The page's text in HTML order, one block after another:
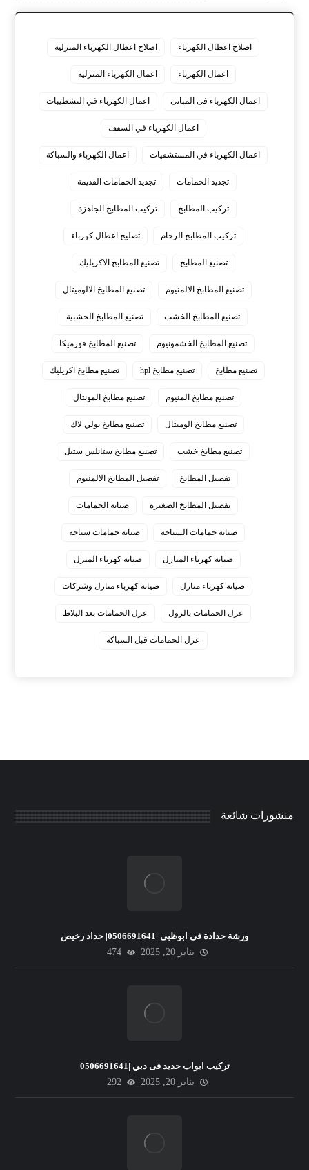
اصلاح اعطال الكهرباء اصلاح اعطال الكهرباء المنزلية
اعمال الكهرباء اعمال الكهرباء المنزلية
اعمال الكهرباء فى المبانى اعمال الكهرباء في التشطيبات
اعمال الكهرباء في السقف
اعمال الكهرباء في المستشفيات اعمال الكهرباء والسباكة
تجديد الحمامات تجديد الحمامات القديمة
تركيب المطابخ تركيب المطابخ الجاهزة
تركيب المطابخ الرخام تصليح اعطال كهرباء
تصنيع المطابخ تصنيع المطابخ الاكريليك
تصنيع المطابخ الالمنيوم تصنيع المطابخ الالوميتال
تصنيع المطابخ الخشب تصنيع المطابخ الخشبية
تصنيع المطابخ الخشمونيوم تصنيع المطابخ فورميكا
تصنيع مطابخ تصنيع مطابخ hpl تصنيع مطابخ اكريليك
تصنيع مطابخ المنيوم تصنيع مطابخ المونتال
تصنيع مطابخ الوميتال تصنيع مطابخ بولي لاك
تصنيع مطابخ خشب تصنيع مطابخ ستانلس ستيل
تفصيل المطابخ تفصيل المطابخ الالمنيوم
تفصيل المطابخ الصغيره صيانة الحمامات
صيانة حمامات السباحة صيانة حمامات سباحة
صيانة كهرباء المنازل صيانة كهرباء المنزل
صيانة كهرباء منازل صيانة كهرباء منازل وشركات
عزل الحمامات بالرول عزل الحمامات بعد البلاط
عزل الحمامات قبل السباكة
منشورات شائعة
ورشة حدادة فى ابوظبى |0506691641| حداد رخيص
يناير 20, 2025
474
تركيب ابواب حديد فى دبي |0506691641
يناير 20, 2025
292